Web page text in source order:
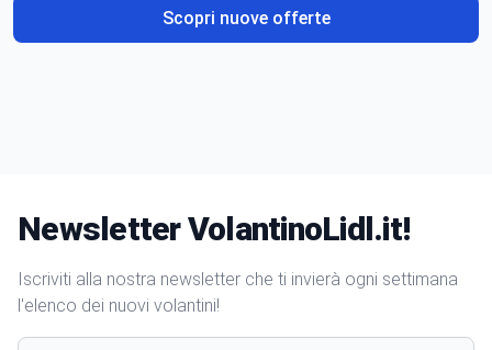
Scopri nuove offerte
Newsletter VolantinoLidl.it!
Iscriviti alla nostra newsletter che ti invierà ogni settimana
l'elenco dei nuovi volantini!